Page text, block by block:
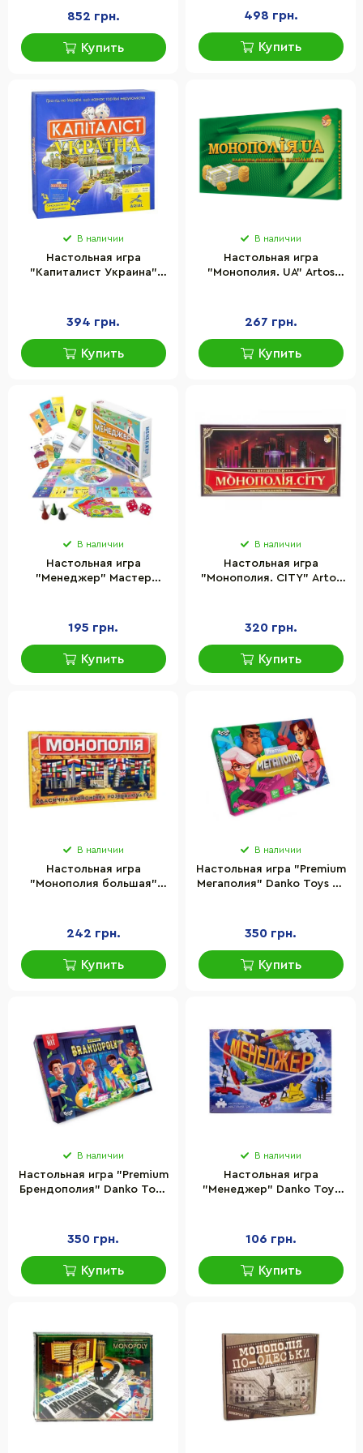
фишки
852 грн.
Купить
498 грн.
Купить
В наличии
Настольная игра
"Капиталист Украина"
справочником
394 грн.
Купить
В наличии
Настольная игра
"Монополия. UA" Artos
267 грн.
Купить
В наличии
Настольная игра
"Менеджер" Мастер
195 грн.
Купить
В наличии
Настольная игра
"Монополия. CITY" Artos
карточки
320 грн.
Купить
В наличии
Настольная игра
"Монополия большая"
242 грн.
Купить
В наличии
Настольная игра "Premium
Мегаполия" Danko Toys G-
350 грн.
Купить
В наличии
Настольная игра "Premium
Брендополия" Danko Toys
350 грн.
Купить
В наличии
Настольная игра
"Менеджер" Danko Toys
106 грн.
Купить